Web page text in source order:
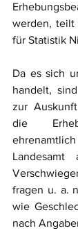
werden, teilt
für Statistik
Da es sich
handelt,
zur
die
Landesamt
fragen u. a.
wie
nach